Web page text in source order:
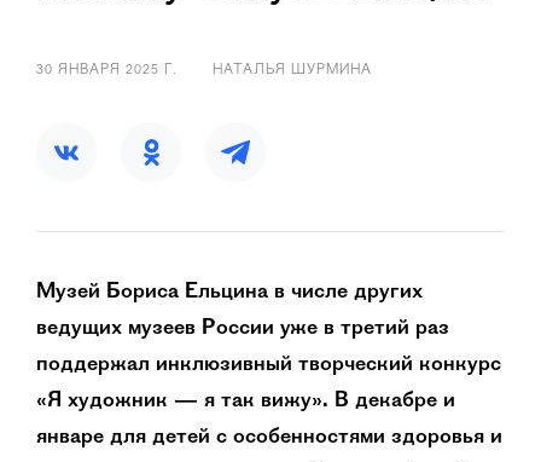
30 ЯНВАРЯ 2025 Г. НАТАЛЬЯ ШУРМИНА
Музей Бориса Ельцина в числе других
ведущих музеев России уже в третий раз
поддержал инклюзивный творческий конкурс
«Я художник — я так вижу». В декабре и
январе для детей с особенностями здоровья и